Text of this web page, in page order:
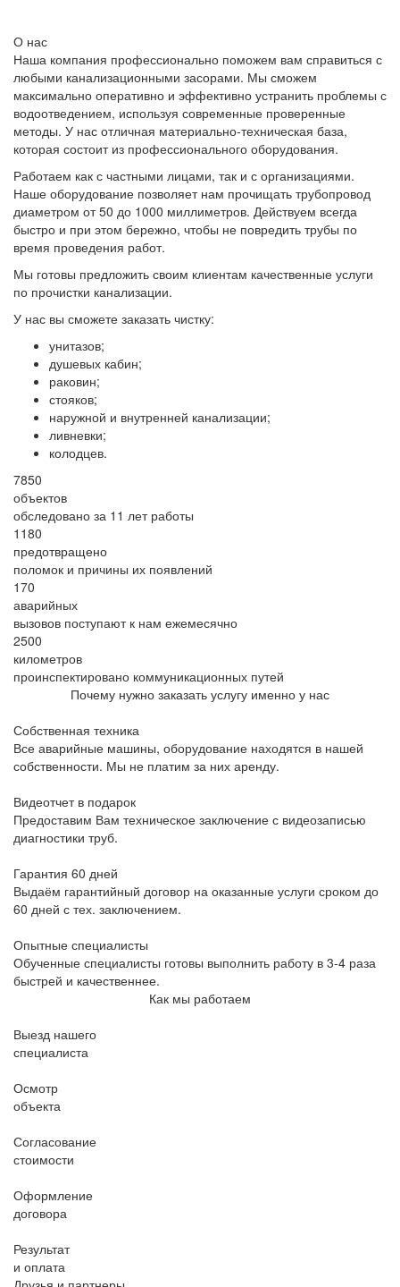
О нас
Наша компания профессионально поможем вам справиться с
любыми канализационными засорами. Мы сможем
максимально оперативно и эффективно устранить проблемы с
водоотведением, используя современные проверенные
методы. У нас отличная материально-техническая база,
которая состоит из профессионального оборудования.
Работаем как с частными лицами, так и с организациями.
Наше оборудование позволяет нам прочищать трубопровод
диаметром от 50 до 1000 миллиметров. Действуем всегда
быстро и при этом бережно, чтобы не повредить трубы по
время проведения работ.
Мы готовы предложить своим клиентам качественные услуги
по прочистки канализации.
У нас вы сможете заказать чистку:
унитазов;
душевых кабин;
раковин;
стояков;
наружной и внутренней канализации;
ливневки;
колодцев.
7850
объектов
обследовано за 11 лет работы
1180
предотвращено
поломок и причины их появлений
170
аварийных
вызовов поступают к нам ежемесячно
2500
километров
проинспектировано коммуникационных путей
Почему нужно заказать услугу именно у нас
Собственная техника
Все аварийные машины, оборудование находятся в нашей
собственности. Мы не платим за них аренду.
Видеотчет в подарок
Предоставим Вам техническое заключение с видеозаписью
диагностики труб.
Гарантия 60 дней
Выдаём гарантийный договор на оказанные услуги сроком до
60 дней с тех. заключением.
Опытные специалисты
Обученные специалисты готовы выполнить работу в 3-4 раза
быстрей и качественнее.
Как мы работаем
Выезд нашего
специалиста
Осмотр
объекта
Согласование
стоимости
Оформление
договора
Результат
и оплата